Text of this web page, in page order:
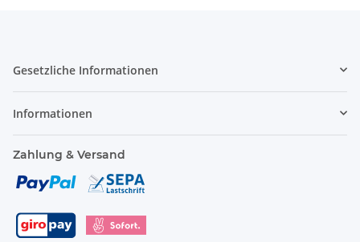
Gesetzliche Informationen
Informationen
Zahlung & Versand